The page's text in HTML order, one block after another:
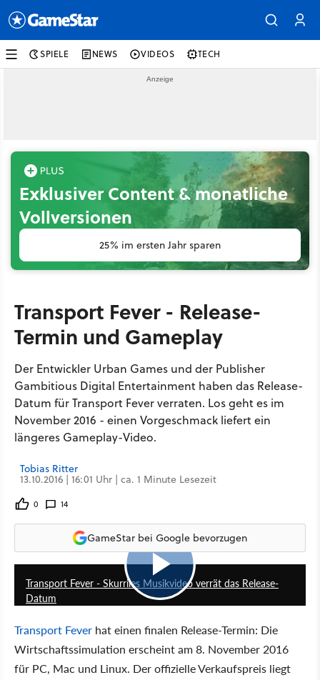
SPIELE NEWS VIDEOS TECH
Exklusiver Content & monatliche
Vollversionen
25% im ersten Jahr sparen
Transport Fever - Release-
Termin und Gameplay
Der Entwickler Urban Games und der Publisher
Gambitious Digital Entertainment haben das Release-
Datum für Transport Fever verraten. Los geht es im
November 2016 - einen Vorgeschmack liefert ein
längeres Gameplay-Video.
Tobias Ritter
13.10.2016 | 16:01 Uhr | ca. 1 Minute Lesezeit
0 14
GameStar bei Google bevorzugen
2:01
Transport Fever - Skurriles Musikvideo verrät das Release-
Datum
Transport Fever hat einen finalen Release-Termin: Die
Wirtschaftssimulation erscheint am 8. November 2016
für PC, Mac und Linux. Der offizielle Verkaufspreis liegt